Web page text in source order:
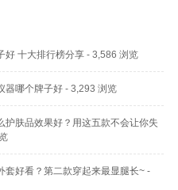
好 十大排行榜分享- 3,586 浏览
器哪个牌子好- 3,293 浏览
护肤品效果好？用这五款不会让你失
套好看？第二款穿起来最显腿长~-